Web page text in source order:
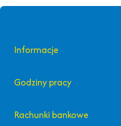
Informacje
Godziny pracy
Rachunki bankowe